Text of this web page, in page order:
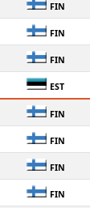
FIN
FIN
FIN
EST
FIN
FIN
FIN
FIN